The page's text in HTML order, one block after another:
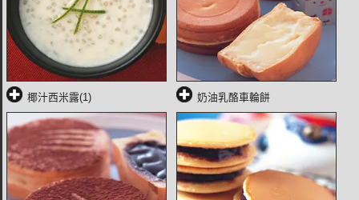
椰汁西米露(1) 奶油乳酪車輪餅